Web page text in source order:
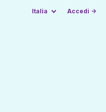
Italia Accedi →